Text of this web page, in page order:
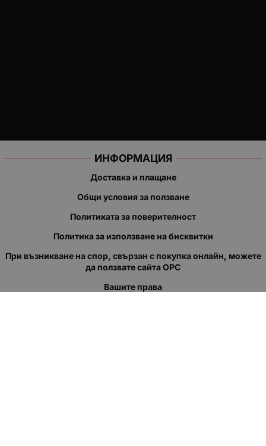
ИНФОРМАЦИЯ
Доставка и плащане
Общи условия за ползване
Политиката за поверителност
Политика за използване на бисквитки
При възникване на спор, свързан с покупка онлайн, можете
да ползвате сайта ОРС
Вашите права